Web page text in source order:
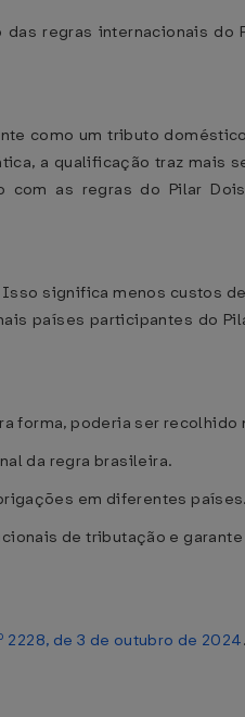
regras internacionais do
como um tributo
a qualificação traz mais
as regras do Pilar
significa menos custos
países participantes do
forma, poderia ser recolhido
da regra brasileira.
em diferentes países.
de tributação e
2228, de 3 de outubro de 2024.